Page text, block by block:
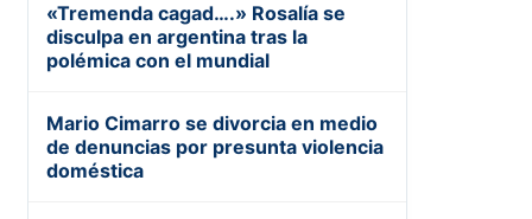
«Tremenda cagad….» Rosalía se
disculpa en argentina tras la
polémica con el mundial
Mario Cimarro se divorcia en medio
de denuncias por presunta violencia
doméstica